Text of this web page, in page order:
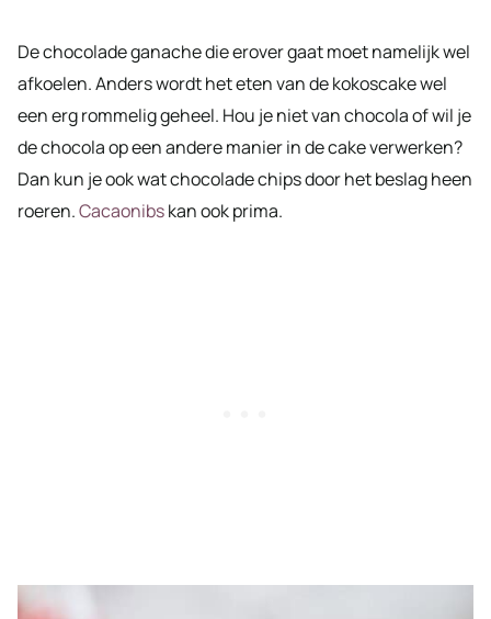
De chocolade ganache die erover gaat moet namelijk wel
afkoelen. Anders wordt het eten van de kokoscake wel
een erg rommelig geheel. Hou je niet van chocola of wil je
de chocola op een andere manier in de cake verwerken?
Dan kun je ook wat chocolade chips door het beslag heen
roeren.Cacaonibskan ook prima.